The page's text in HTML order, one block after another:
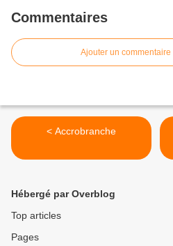
Commentaires
Ajouter un commentaire
< Accrobranche
Hébergé par Overblog
Top articles
Pages